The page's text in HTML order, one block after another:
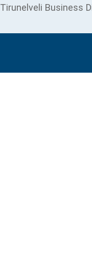
Tirunelveli Business